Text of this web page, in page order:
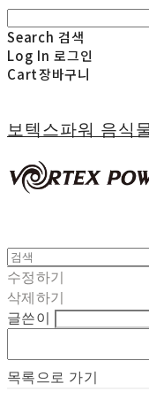
Search 검색
Log In 로그인
Cart장바구니
보텍스파워 음식
수정하기
삭제하기
글쓴이
목록으로 가기